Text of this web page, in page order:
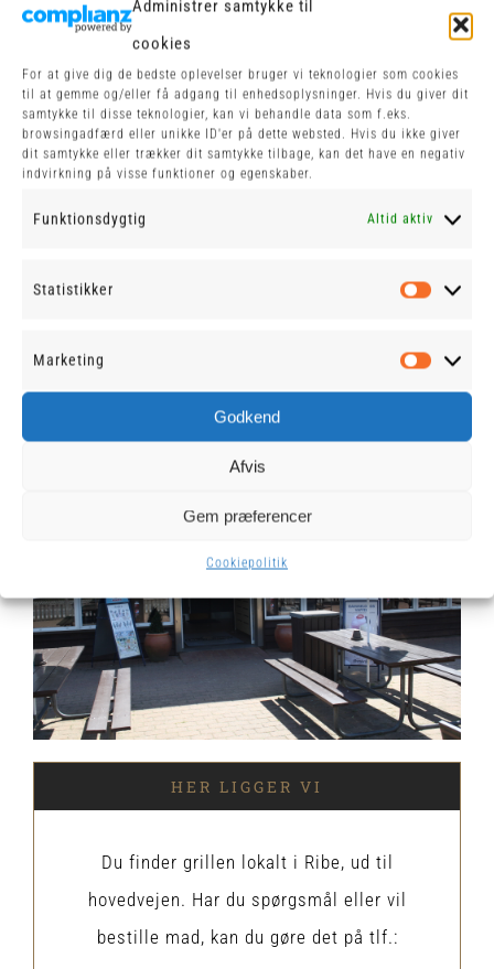
Administrer samtykke til
cookies
For at give dig de bedste oplevelser bruger vi teknologier som cookies
til at gemme og/eller få adgang til enhedsoplysninger. Hvis du giver dit
samtykke til disse teknologier, kan vi behandle data som f.eks.
browsingadfærd eller unikke ID'er på dette websted. Hvis du ikke giver
dit samtykke eller trækker dit samtykke tilbage, kan det have en negativ
indvirkning på visse funktioner og egenskaber.
Funktionsdygtig Altid aktiv
Statistikker
Marketing
Godkend
Afvis
Gem præferencer
Cookiepolitik
VORES KØD
Alle vores burgere serveres
med hjemmelavet bøf af
frisk og fedtfattigt oksekød
Se Menukort
HER LIGGER VI
Du finder grillen lokalt i Ribe, ud til
hovedvejen. Har du spørgsmål eller vil
bestille mad, kan du gøre det på tlf.: